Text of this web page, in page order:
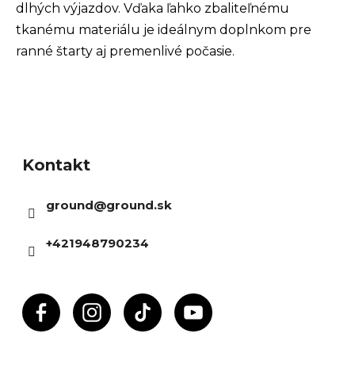
dlhých výjazdov. Vďaka ľahko zbaliteľnému
tkanému materiálu je ideálnym doplnkom pre
ranné štarty aj premenlivé počasie.
Kontakt
ground@ground.sk
+421948790234